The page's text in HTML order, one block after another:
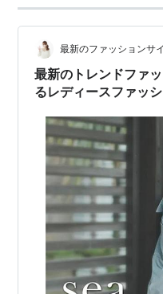
最新のファッションサ
最新のトレンドファ
るレディースファッ